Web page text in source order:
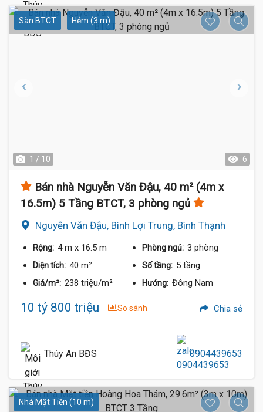
Sàn BTCT Hẻm (3 m)
1 / 10 6
Bán nhà Nguyễn Văn Đậu, 40 m² (4m x
16.5m) 5 Tầng BTCT, 3 phòng ngủ
Nguyễn Văn Đậu, Bình Lợi Trung, Bình Thạnh
Rộng: 4 m x 16.5 m Phòng ngủ: 3 phòng
Diện tích: 40 m² Số tầng: 5 tầng
Giá/m²: 238 triệu/m² Hướng: Đông Nam
10 tỷ 800 triệu So sánh Chia sẻ
Thúy An BĐS 0904439653
Nhà Mặt Tiền (10 m)